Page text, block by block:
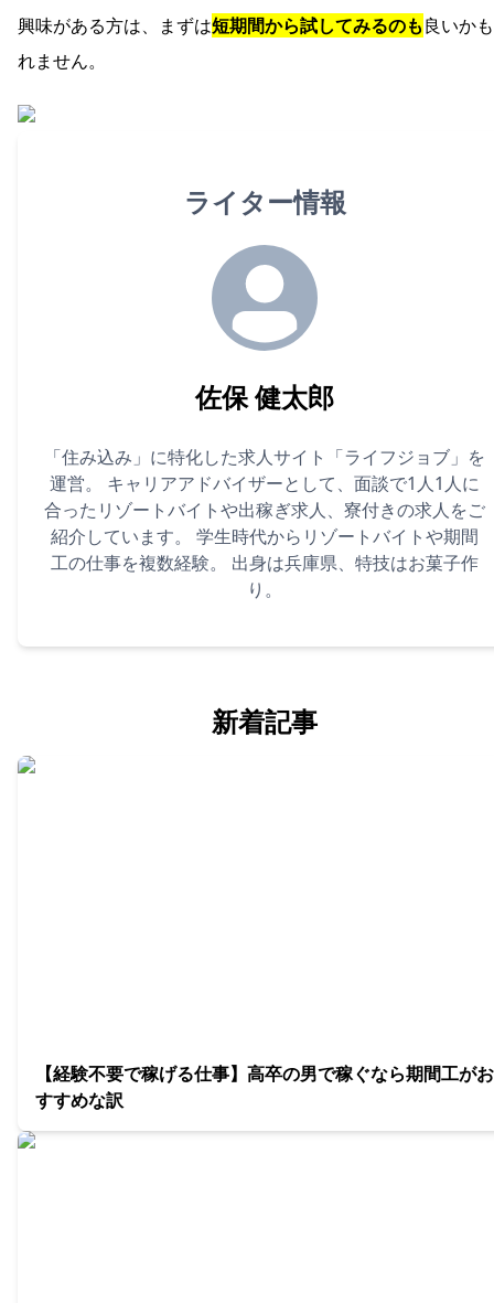
興味がある方は、まずは短期間から試してみるのも良いか
れません。
ライター情報
佐保 健太郎
「住み込み」に特化した求人サイト「ライフジョブ」を
運営。 キャリアアドバイザーとして、面談で1人1人に
合ったリゾートバイトや出稼ぎ求人、寮付きの求人をご
紹介しています。 学生時代からリゾートバイトや期間
工の仕事を複数経験。 出身は兵庫県、特技はお菓子作
り。
新着記事
【経験不要で稼げる仕事】高卒の男で稼ぐなら期間工がお
すすめな訳